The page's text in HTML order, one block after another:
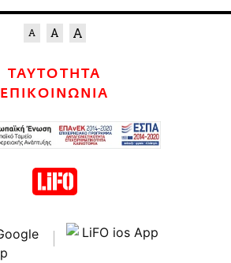
ΤΑΥΤΟΤΗΤΑ
ΕΠΙΚΟΙΝΩΝΙΑ